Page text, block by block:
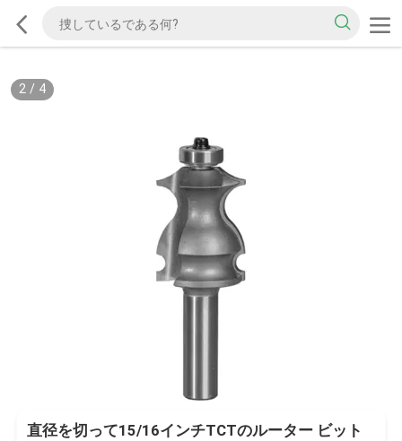
2/ 4
直径を切って15/16インチTCTのルーター ビット